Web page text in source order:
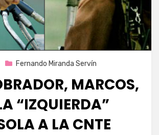
Fernando Miranda Servín
MARCOS,
“IZQUIERDA”
A LA CNTE